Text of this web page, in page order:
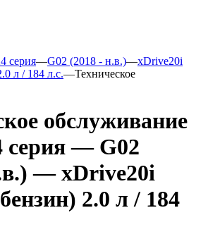
серия—G02 (2018 - н.в.)—xDrive20i
л / 184 л.с.—Техническое
обслуживание
серия — G02
— xDrive20i
2.0 л / 184